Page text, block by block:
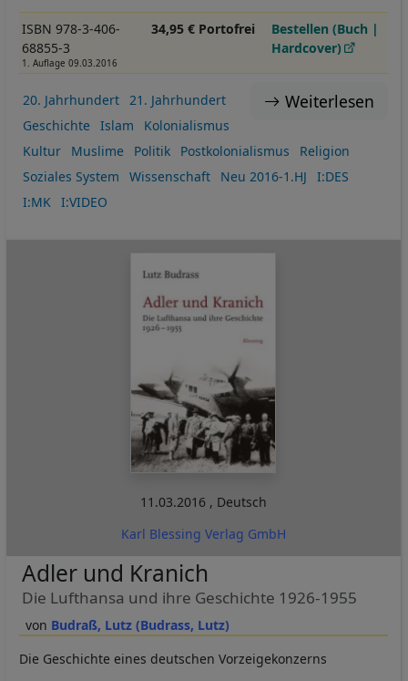
ISBN 978-3-406-
68855-3
1. Auflage 09.03.2016
34,95 € Portofrei
Bestellen (Buch |
Hardcover)
Weiterlesen
20. Jahrhundert
21. Jahrhundert
Geschichte
Islam
Kolonialismus
Kultur
Muslime Politik Postkolonialismus
Religion
Soziales System
Wissenschaft Neu 2016-1.HJ
I:DES
I:MK
I:VIDEO
11.03.2016 , Deutsch
Karl Blessing Verlag GmbH
Budraß, Lutz (Budrass, Lutz)
Adler und Kranich
Die Lufthansa und ihre Geschichte 1926-1955
Die Geschichte eines deutschen Vorzeigekonzerns